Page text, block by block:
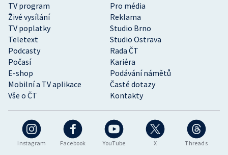
Instagram Facebook YouTube X Threads
TV program
Pro média
Živé vysílání
Reklama
TV poplatky
Studio Brno
Teletext
Studio Ostrava
Podcasty
Rada ČT
Počasí
Kariéra
E-shop
Podávání námětů
Mobilní a TV aplikace
Časté dotazy
Vše o ČT
Kontakty